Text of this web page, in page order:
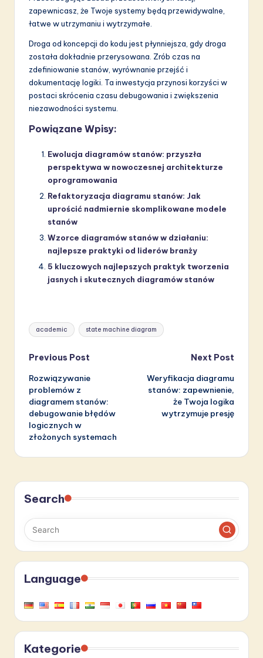
zapewnicasz, że Twoje systemy będą przewidywalne,
łatwe w utrzymaniu i wytrzymałe.
Droga od koncepcji do kodu jest płynniejsza, gdy droga
została dokładnie przerysowana. Zrób czas na
zdefiniowanie stanów, wyrównanie przejść i
dokumentację logiki. Ta inwestycja przynosi korzyści w
postaci skrócenia czasu debugowania i zwiększenia
niezawodności systemu.
Powiązane Wpisy:
Ewolucja diagramów stanów: przyszła
perspektywa w nowoczesnej architekturze
oprogramowania
Refaktoryzacja diagramu stanów: Jak
uprościć nadmiernie skomplikowane modele
stanów
Wzorce diagramów stanów w działaniu:
najlepsze praktyki od liderów branży
5 kluczowych najlepszych praktyk tworzenia
jasnych i skutecznych diagramów stanów
Tags:
academic state machine diagram
Post
navigation
Previous Post
Rozwiązywanie
problemów z
diagramem stanów:
debugowanie błędów
logicznych w
złożonych systemach
Next Post
Weryfikacja diagramu
stanów: zapewnienie,
że Twoja logika
wytrzymuje presję
Search
Language
Kategorie